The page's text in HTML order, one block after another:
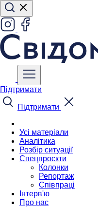
Підтримати
Підтримати
Усі матеріали
Аналітика
Розбір ситуації
Спецпроєкти
Колонки
Репортаж
Співпраці
Інтерв'ю
Про нас